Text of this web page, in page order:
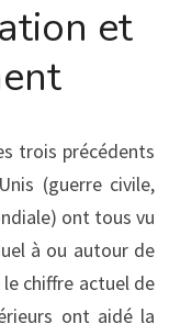
et
trois précédents
(guerre civile,
ont tous vu
à ou autour de
chiffre actuel de
ont aidé la